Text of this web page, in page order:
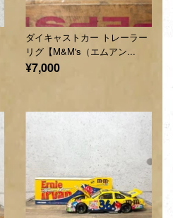
ダイキャストカー トレーラー
リグ【M&M's（エムアン...
通
¥7,000